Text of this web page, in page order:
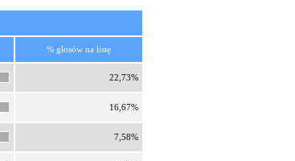
% głosów na listę
22,73%
16,67%
7,58%